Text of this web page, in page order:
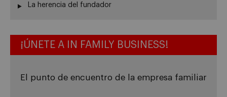
La herencia del fundador
¡ÚNETE A IN FAMILY BUSINESS!
El punto de encuentro de la empresa familiar